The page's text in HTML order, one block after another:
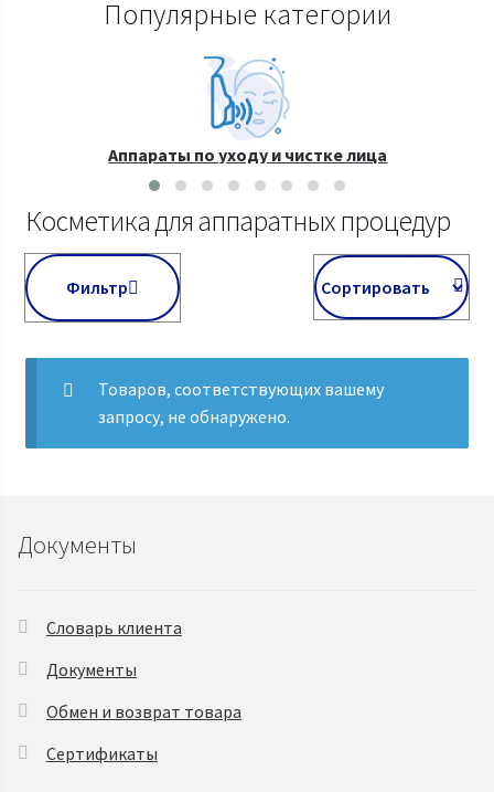
Популярные категории
Аппараты по уходу и чистке лица
Косметика для аппаратных процедур
Фильтр
Товаров, соответствующих вашему
запросу, не обнаружено.
Документы
Словарь клиента
Документы
Обмен и возврат товара
Сертификаты